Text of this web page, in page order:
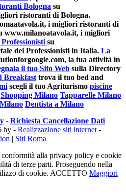
Bologna su
ristoranti di Bologna.
i migliori ristoranti di
www.milanoatavola.it, i migliori
su
dei Professionisti in Italia. La
la tua attività in
il tuo Sito Web sulla Directory
Breakfasttrova il tuo bed and
scegli il tuo Agriturismo piscine
Shopping Milano Tapparelle Milano
Dentista a Milano
- Richiesta Cancellazione Dati
by - Realizzazione siti internet-
| Siti Roma
alla privacy policy e cookie
di terze parti. Proseguendo nella
di cookie. ACCETTO Maggiori